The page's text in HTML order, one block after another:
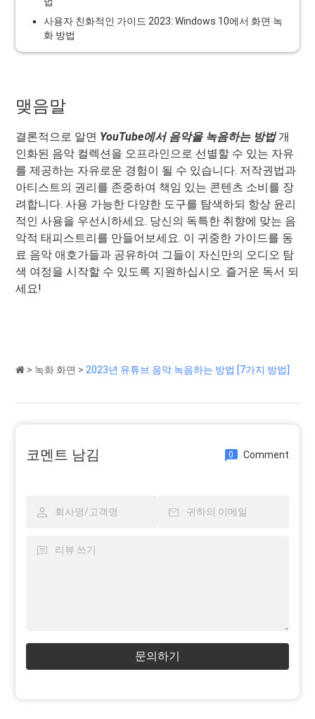
사용자 친화적인 가이드 2023: Windows 10에서 화면 녹
화 방법
맺음말
결론적으로 알면 YouTube에서 음악을 녹음하는 방법개
인화된 음악 컬렉션을 오프라인으로 선별할 수 있는 자유
를 제공하는 자유로운 경험이 될 수 있습니다. 저작권법과
아티스트의 권리를 존중하여 책임 있는 콘텐츠 소비를 장
려합니다. 사용 가능한 다양한 도구를 탐색하되 항상 윤리
적인 사용을 우선시하세요. 당신의 독특한 취향에 맞는 음
악적 태피스트리를 만들어보세요. 이 귀중한 가이드를 동
료 음악 애호가들과 공유하여 그들이 자신만의 오디오 탐
색 여정을 시작할 수 있도록 지원하십시오. 즐거운 독서 되
세요!
> 녹화 화면 > 2023년 유튜브 음악 녹음하는 방법 [7가지 방법]
코멘트 남김 0 Comment
문의하기